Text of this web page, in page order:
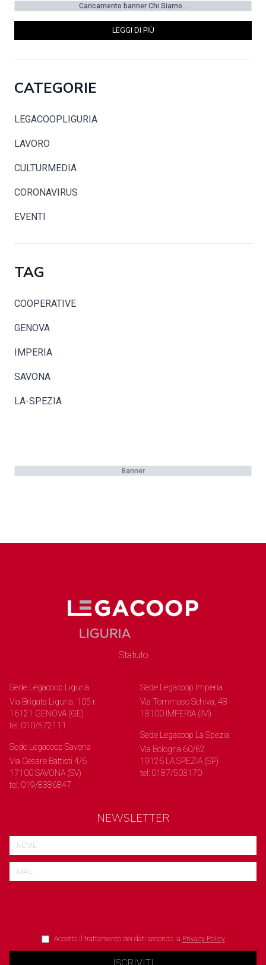
Caricamento banner Chi Siamo...
LEGGI DI PIÙ
CATEGORIE
LEGACOOPLIGURIA
LAVORO
CULTURMEDIA
CORONAVIRUS
EVENTI
TAG
COOPERATIVE
GENOVA
IMPERIA
SAVONA
LA-SPEZIA
Banner
Statuto
Sede Legacoop Liguria
Via Brigata Liguria, 105 r.
16121 GENOVA (GE)
tel: 010/572111
Sede Legacoop Savona
Via Cesare Battisti 4/6
17100 SAVONA (SV)
tel: 019/8386847
Sede Legacoop Imperia
Via Tommaso Schiva, 48
18100 IMPERIA (IM)
Sede Legacoop La Spezia
Via Bologna 60/62
19126 LA SPEZIA (SP)
tel: 0187/503170
NEWSLETTER
Accetto il trattamento dei dati secondo la Privacy Policy